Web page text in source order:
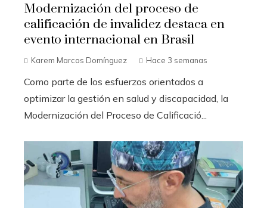
Modernización del proceso de
calificación de invalidez destaca en
evento internacional en Brasil
Karem Marcos Domínguez Hace 3 semanas
Como parte de los esfuerzos orientados a
optimizar la gestión en salud y discapacidad, la
Modernización del Proceso de Calificació...